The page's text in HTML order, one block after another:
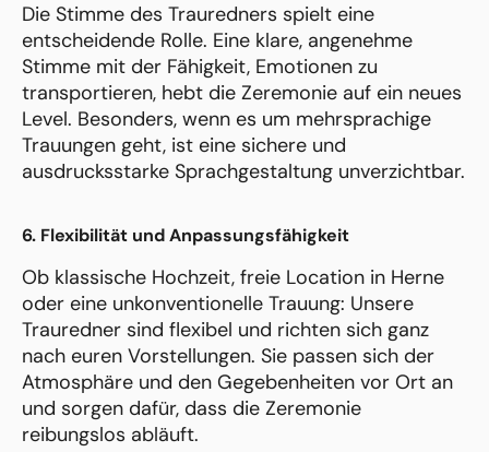
Die Stimme des Trauredners spielt eine
entscheidende Rolle. Eine klare, angenehme
Stimme mit der Fähigkeit, Emotionen zu
transportieren, hebt die Zeremonie auf ein neues
Level. Besonders, wenn es um mehrsprachige
Trauungen geht, ist eine sichere und
ausdrucksstarke Sprachgestaltung unverzichtbar.
6. Flexibilität und Anpassungsfähigkeit
Ob klassische Hochzeit, freie Location in Herne
oder eine unkonventionelle Trauung: Unsere
Trauredner sind flexibel und richten sich ganz
nach euren Vorstellungen. Sie passen sich der
Atmosphäre und den Gegebenheiten vor Ort an
und sorgen dafür, dass die Zeremonie
reibungslos abläuft.